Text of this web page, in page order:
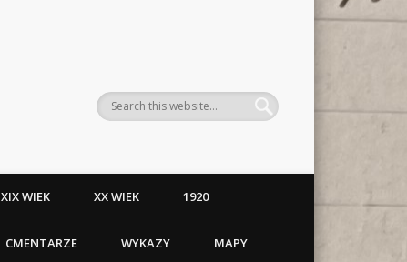
XIX WIEK XX WIEK 1920
CMENTARZE WYKAZY MAPY